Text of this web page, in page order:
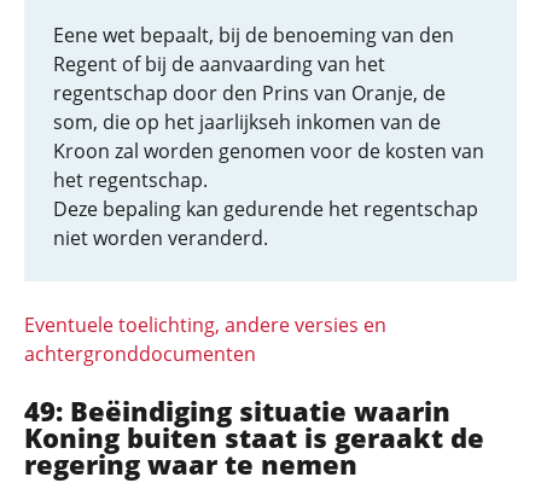
Eene wet bepaalt, bij de benoeming van den
Regent of bij de aanvaarding van het
regentschap door den Prins van Oranje, de
som, die op het jaarlijkseh inkomen van de
Kroon zal worden genomen voor de kosten van
het regentschap.
Deze bepaling kan gedurende het regentschap
niet worden veranderd.
Eventuele toelichting, andere versies en
achtergronddocumenten
49: Beëindiging situatie waarin
Koning buiten staat is geraakt de
regering waar te nemen